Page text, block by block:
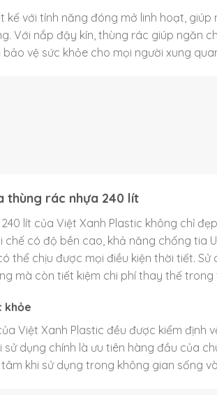
kế với tính năng đóng mở linh hoạt,
Với nắp đậy kín, thùng rác giúp ngăn
vệ sức khỏe cho mọi người xung
thùng rác nhựa 240 lít
lít của Việt Xanh Plastic không chỉ
chế có độ bền cao, khả năng chống tia
thể chịu được mọi điều kiện thời tiết.
mà còn tiết kiệm chi phí thay thế trong
khỏe
Việt Xanh Plastic đều được kiểm
dụng chính là ưu tiên hàng đầu của
khi sử dụng trong không gian sống